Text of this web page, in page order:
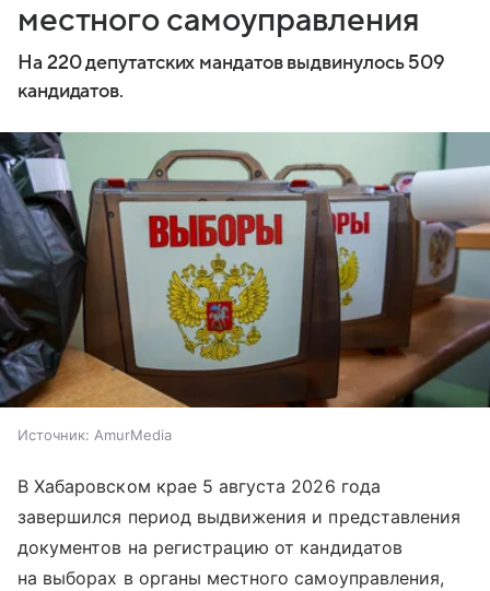
местного самоуправления
На 220 депутатских мандатов выдвинулось 509
кандидатов.
Источник: AmurMedia
В Хабаровском крае 5 августа 2026 года
завершился период выдвижения и представления
документов на регистрацию от кандидатов
на выборах в органы местного самоуправления,